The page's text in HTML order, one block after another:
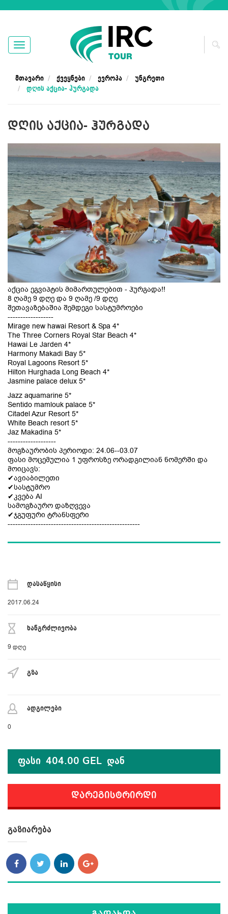
ნ
ა
გ
ა
Მთავარი Ქვეყნები Ევროპა
Უნგრეთი
Დღის Აქცია- Ჰურგადა
ᲓᲦᲘᲡ ᲐᲥᲪᲘᲐ- ᲰᲣᲠᲒᲐᲓᲐ
აქცია ეგვიპტის მიმართულებით - ჰურგადა!!
8 ღამე 9 დღე და 9 ღამე /9 დღე
შეთავაზებაშია შემდეგი სასტუმროები
------------------
Mirage new hawai Resort & Spa 4*
The Three Corners Royal Star Beach 4*
Hawai Le Jarden 4*
Harmony Makadi Bay 5*
Royal Lagoons Resort 5*
Hilton Hurghada Long Beach 4*
Jasmine palace delux 5*
Jazz aquamarine 5*
Sentido mamlouk palace 5*
Citadel Azur Resort 5*
White Beach resort 5*
Jaz Makadina 5*
-------------------
მოგზაურობის პერიოდი: 24.06--03.07
ფასი მოცემულია 1 უფროსზე ორადგილიან ნომერში და
მოიცავს:
✔ავიაბილეთი
✔სასტუმრო
✔კვება AI
სამოგზაურო დაზღვევა
✔ჯგუფური ტრანსფერი
----------------------------------------------------
დასაწყისი
2017.06.24
ხანგრძლივობა
9დღე
გზა
ადგილები
0
Ფასი 404.00 GEL დან
Დარეგისტრირდი
Გაზიარება